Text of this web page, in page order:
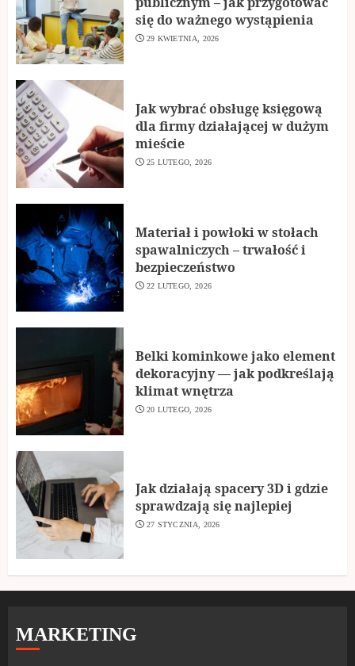
się do ważnego wystąpienia
29 KWIETNIA, 2026
Jak wybrać obsługę księgową
dla firmy działającej w dużym
mieście
25 LUTEGO, 2026
Materiał i powłoki w stołach
spawalniczych – trwałość i
bezpieczeństwo
22 LUTEGO, 2026
Belki kominkowe jako element
dekoracyjny — jak podkreślają
klimat wnętrza
20 LUTEGO, 2026
Jak działają spacery 3D i gdzie
sprawdzają się najlepiej
27 STYCZNIA, 2026
MARKETING